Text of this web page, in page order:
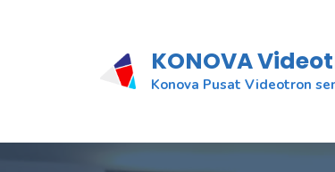
KONOVA
Konova Pusat Videotron